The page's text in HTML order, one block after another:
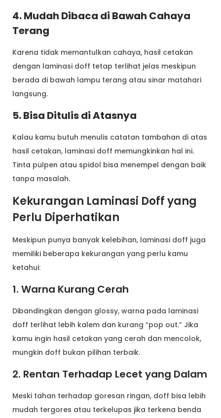
4. Mudah Dibaca di Bawah Cahaya
Terang
Karena tidak memantulkan cahaya, hasil cetakan
dengan laminasi doff tetap terlihat jelas meskipun
berada di bawah lampu terang atau sinar matahari
langsung.
5. Bisa Ditulis di Atasnya
Kalau kamu butuh menulis catatan tambahan di atas
hasil cetakan, laminasi doff memungkinkan hal ini.
Tinta pulpen atau spidol bisa menempel dengan baik
tanpa masalah.
Kekurangan Laminasi Doff yang
Perlu Diperhatikan
Meskipun punya banyak kelebihan, laminasi doff juga
memiliki beberapa kekurangan yang perlu kamu
ketahui:
1. Warna Kurang Cerah
Dibandingkan dengan glossy, warna pada laminasi
doff terlihat lebih kalem dan kurang “pop out.” Jika
kamu ingin hasil cetakan yang cerah dan mencolok,
mungkin doff bukan pilihan terbaik.
2. Rentan Terhadap Lecet yang Dalam
Meski tahan terhadap goresan ringan, doff bisa lebih
mudah tergores atau terkelupas jika terkena benda